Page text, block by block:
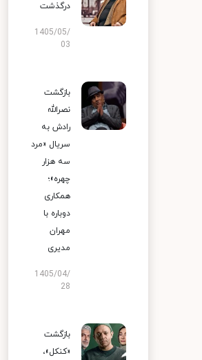
درگذشت
1405/05/
03
بازگشت
نصرالله
رادش به
سریال «مرد
سه هزار
چهره»؛
همکاری
دوباره با
مهران
مدیری
1405/04/
28
بازگشت
«کنکل»،